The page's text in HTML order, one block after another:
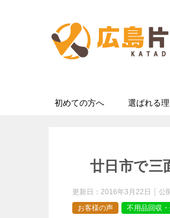
初めての方へ 選ばれる
廿日市で三
更新日： 2016年3月22日 公
お客様の声
不用品回収